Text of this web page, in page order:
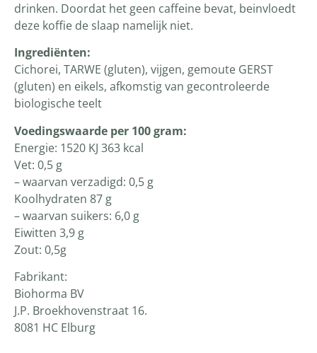
drinken. Doordat het geen caffeine bevat, beinvloedt
deze koffie de slaap namelijk niet.
Ingrediënten:
Cichorei, TARWE (gluten), vijgen, gemoute GERST
(gluten) en eikels, afkomstig van gecontroleerde
biologische teelt
Voedingswaarde per 100 gram:
Energie: 1520 KJ 363 kcal
Vet: 0,5 g
– waarvan verzadigd: 0,5 g
Koolhydraten 87 g
– waarvan suikers: 6,0 g
Eiwitten 3,9 g
Zout: 0,5g
Fabrikant:
Biohorma BV
J.P. Broekhovenstraat 16.
8081 HC Elburg